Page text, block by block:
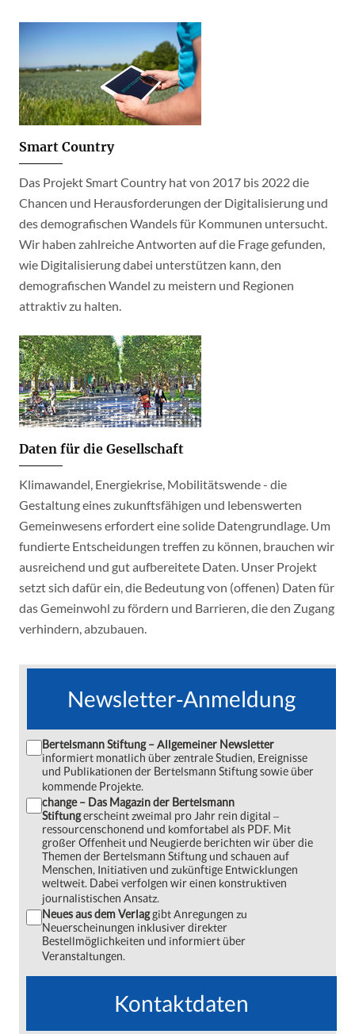
Smart Country
Das Projekt Smart Country hat von 2017 bis 2022 die
Chancen und Herausforderungen der Digitalisierung und
des demografischen Wandels für Kommunen untersucht.
Wir haben zahlreiche Antworten auf die Frage gefunden,
wie Digitalisierung dabei unterstützen kann, den
demografischen Wandel zu meistern und Regionen
attraktiv zu halten.
Daten für die Gesellschaft
Klimawandel, Energiekrise, Mobilitätswende - die
Gestaltung eines zukunftsfähigen und lebenswerten
Gemeinwesens erfordert eine solide Datengrundlage. Um
fundierte Entscheidungen treffen zu können, brauchen wir
ausreichend und gut aufbereitete Daten. Unser Projekt
setzt sich dafür ein, die Bedeutung von (offenen) Daten für
das Gemeinwohl zu fördern und Barrieren, die den Zugang
verhindern, abzubauen.
Newsletter-Anmeldung
Bertelsmann Stiftung – Allgemeiner Newsletter
informiert monatlich über zentrale Studien, Ereignisse
und Publikationen der Bertelsmann Stiftung sowie über
kommende Projekte.
change – Das Magazin der Bertelsmann
Stiftungerscheint zweimal pro Jahr rein digital ‒
ressourcenschonend und komfortabel als PDF. Mit
großer Offenheit und Neugierde berichten wir über die
Themen der Bertelsmann Stiftung und schauen auf
Menschen, Initiativen und zukünftige Entwicklungen
weltweit. Dabei verfolgen wir einen konstruktiven
journalistischen Ansatz.
Neues aus dem Verlaggibt Anregungen zu
Neuerscheinungen inklusiver direkter
Bestellmöglichkeiten und informiert über
Veranstaltungen.
Kontaktdaten